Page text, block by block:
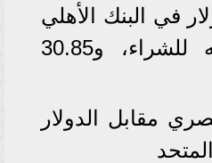
في البنك الأهلي
نحو 30.75 جنيه للشراء، و30.85
مقابل الدولار